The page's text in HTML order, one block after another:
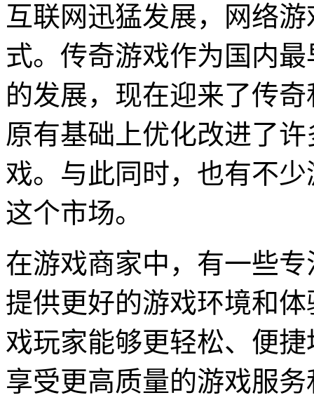
互联网迅猛发展，网络
式。传奇游戏作为国内
的发展，现在迎来了传
原有基础上优化改进了
戏。与此同时，也有不
这个市场。
在游戏商家中，有一些
提供更好的游戏环境和
戏玩家能够更轻松、便
享受更高质量的游戏服